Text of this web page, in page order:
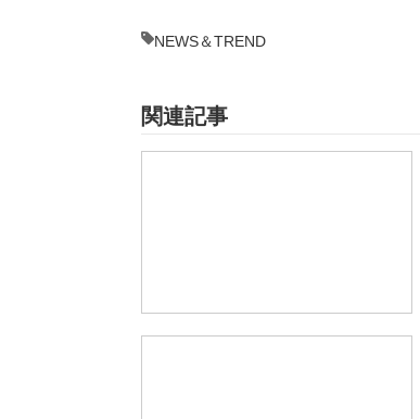
NEWS＆TREND
関連記事